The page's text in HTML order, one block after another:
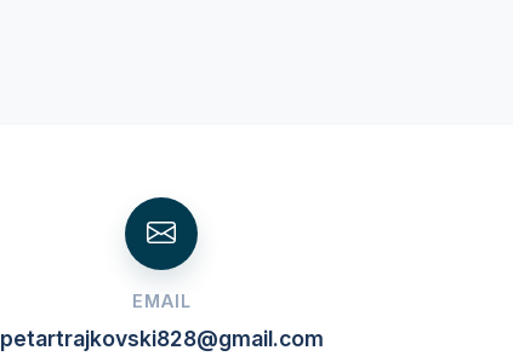
EMAIL
petartrajkovski828@gmail.com